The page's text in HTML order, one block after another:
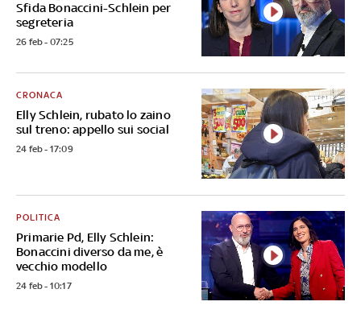
Sfida Bonaccini-Schlein per
segreteria
26 feb - 07:25
Elly Schlein, rubato lo zaino
sul treno: appello sui social
CRONACA
24 feb - 17:09
Primarie Pd, Elly Schlein:
Bonaccini diverso da me, è
vecchio modello
POLITICA
24 feb - 10:17